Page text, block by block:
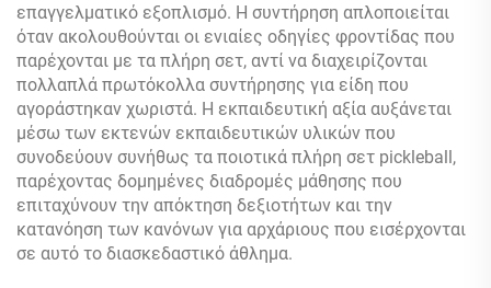
επαγγελματικό εξοπλισμό. Η συντήρηση απλοποιείται
όταν ακολουθούνται οι ενιαίες οδηγίες φροντίδας που
παρέχονται με τα πλήρη σετ, αντί να διαχειρίζονται
πολλαπλά πρωτόκολλα συντήρησης για είδη που
αγοράστηκαν χωριστά. Η εκπαιδευτική αξία αυξάνεται
μέσω των εκτενών εκπαιδευτικών υλικών που
συνοδεύουν συνήθως τα ποιοτικά πλήρη σετ pickleball,
παρέχοντας δομημένες διαδρομές μάθησης που
επιταχύνουν την απόκτηση δεξιοτήτων και την
κατανόηση των κανόνων για αρχάριους που εισέρχονται
σε αυτό το διασκεδαστικό άθλημα.